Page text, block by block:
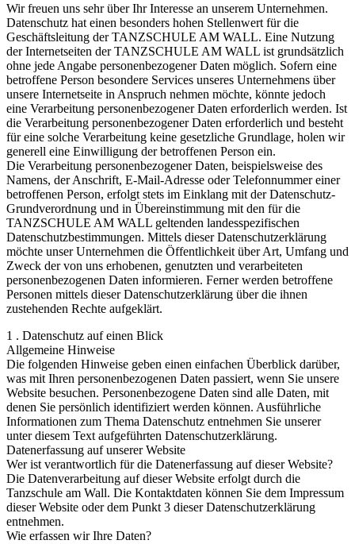
Wir freuen uns sehr über Ihr Interesse an unserem Unternehmen.
Datenschutz hat einen besonders hohen Stellenwert für die
Geschäftsleitung der TANZSCHULE AM WALL. Eine Nutzung
der Internetseiten der TANZSCHULE AM WALL ist grundsätzlich
ohne jede Angabe personenbezogener Daten möglich. Sofern eine
betroffene Person besondere Services unseres Unternehmens über
unsere Internetseite in Anspruch nehmen möchte, könnte jedoch
eine Verarbeitung personenbezogener Daten erforderlich werden. Ist
die Verarbeitung personenbezogener Daten erforderlich und besteht
für eine solche Verarbeitung keine gesetzliche Grundlage, holen wir
generell eine Einwilligung der betroffenen Person ein.
Die Verarbeitung personenbezogener Daten, beispielsweise des
Namens, der Anschrift, E-Mail-Adresse oder Telefonnummer einer
betroffenen Person, erfolgt stets im Einklang mit der Datenschutz-
Grundverordnung und in Übereinstimmung mit den für die
TANZSCHULE AM WALL geltenden landesspezifischen
Datenschutzbestimmungen. Mittels dieser Datenschutzerklärung
möchte unser Unternehmen die Öffentlichkeit über Art, Umfang und
Zweck der von uns erhobenen, genutzten und verarbeiteten
personenbezogenen Daten informieren. Ferner werden betroffene
Personen mittels dieser Datenschutzerklärung über die ihnen
zustehenden Rechte aufgeklärt.
1 . Datenschutz auf einen Blick
Allgemeine Hinweise
Die folgenden Hinweise geben einen einfachen Überblick darüber,
was mit Ihren personenbezogenen Daten passiert, wenn Sie unsere
Website besuchen. Personenbezogene Daten sind alle Daten, mit
denen Sie persönlich identifiziert werden können. Ausführliche
Informationen zum Thema Datenschutz entnehmen Sie unserer
unter diesem Text aufgeführten Datenschutzerklärung.
Datenerfassung auf unserer Website
Wer ist verantwortlich für die Datenerfassung auf dieser Website?
Die Datenverarbeitung auf dieser Website erfolgt durch die
Tanzschule am Wall. Die Kontaktdaten können Sie dem Impressum
dieser Website oder dem Punkt 3 dieser Datenschutzerklärung
entnehmen.
Wie erfassen wir Ihre Daten?